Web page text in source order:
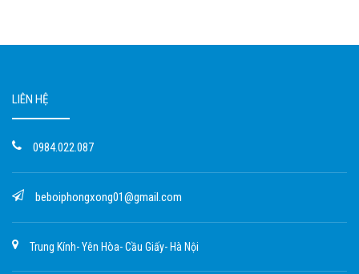
LIÊN HỆ
0984.022.087
beboiphongxong01@gmail.com
Trung Kính- Yên Hòa- Cầu Giấy- Hà Nội